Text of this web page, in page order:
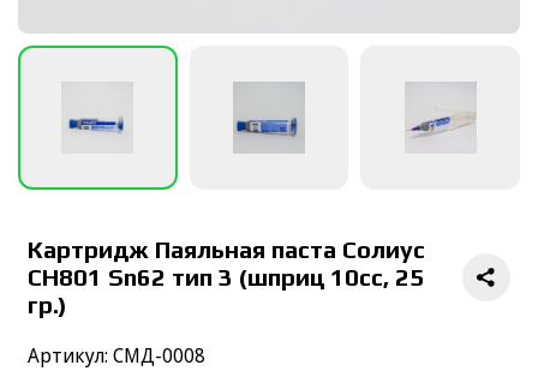
Картридж Паяльная паста Солиус
CH801 Sn62 тип 3 (шприц 10cc, 25
гр.)
Артикул: СМД-0008